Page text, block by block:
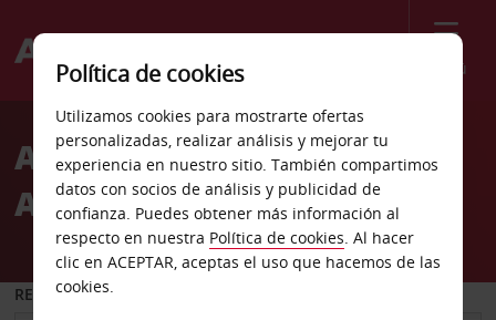
Menú
Welcome
AvisAlquiler de coches
Aeropuerto de Formosa
RECOGER EN
Política de cookies
Utilizamos cookies para mostrarte ofertas
personalizadas, realizar análisis y mejorar tu
experiencia en nuestro sitio. También compartimos
datos con socios de análisis y publicidad de
confianza. Puedes obtener más información al
respecto en nuestra Política de cookies. Al hacer
clic en ACEPTAR, aceptas el uso que hacemos de las
cookies.